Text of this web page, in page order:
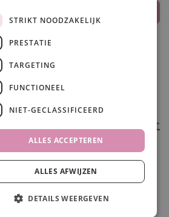
In winkelwagen
0
STRIKT NOODZAKELIJK
PRESTATIE
TARGETING
FUNCTIONEEL
NIET-GECLASSIFICEERD
ALLES ACCEPTEREN
ALLES AFWIJZEN
DETAILS WEERGEVEN